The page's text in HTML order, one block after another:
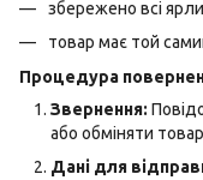
збережено всі
товар має той
Процедура
Звернення:
або обміняти
Дані для